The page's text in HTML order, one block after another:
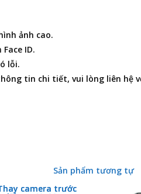
ảnh cao.
ID.
lỗi.
tin chi tiết, vui lòng liên hệ
Sản phẩm tương tự